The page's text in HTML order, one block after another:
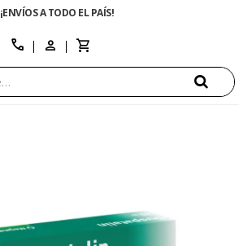
¡ENVÍOS A TODO EL PAÍS!
call